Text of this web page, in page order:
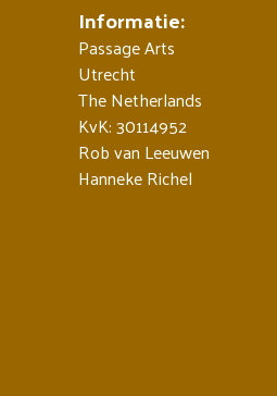
Informatie:
Passage Arts
Utrecht
The Netherlands
KvK: 30114952
Rob van Leeuwen
Hanneke Richel